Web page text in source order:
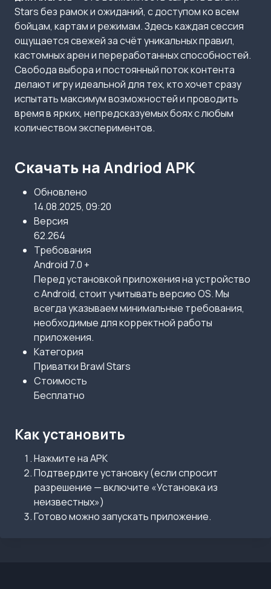
Stars без рамок и ожиданий, с доступом ко всем
бойцам, картам и режимам. Здесь каждая сессия
ощущается свежей за счёт уникальных правил,
кастомных арен и переработанных способностей.
Свобода выбора и постоянный поток контента
делают игру идеальной для тех, кто хочет сразу
испытать максимум возможностей и проводить
время в ярких, непредсказуемых боях с любым
количеством экспериментов.
Скачать на Andriod APK
Обновлено
14.08.2025, 09:20
Версия
62.264
Требования
Android 7.0 +
Перед установкой приложения на устройство
с Android, стоит учитывать версию OS. Мы
всегда указываем минимальные требования,
необходимые для корректной работы
приложения.
Категория
Приватки Brawl Stars
Стоимость
Бесплатно
Как установить
Нажмите на APK
Подтвердите установку (если спросит
разрешение — включите «Установка из
неизвестных»)
Готово можно запускать приложение.